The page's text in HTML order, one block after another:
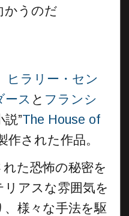
かうのだ
ヒラリー・セン
ース と フランシ
説”The House of
作された作品。
た恐怖の秘密を
アスな雰囲気を
様々な手法を駆